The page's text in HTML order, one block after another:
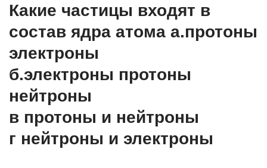
Какие частицы входят в
состав ядра атома а.протоны
электроны
б.электроны протоны
нейтроны
в протоны и нейтроны
г нейтроны и электроны